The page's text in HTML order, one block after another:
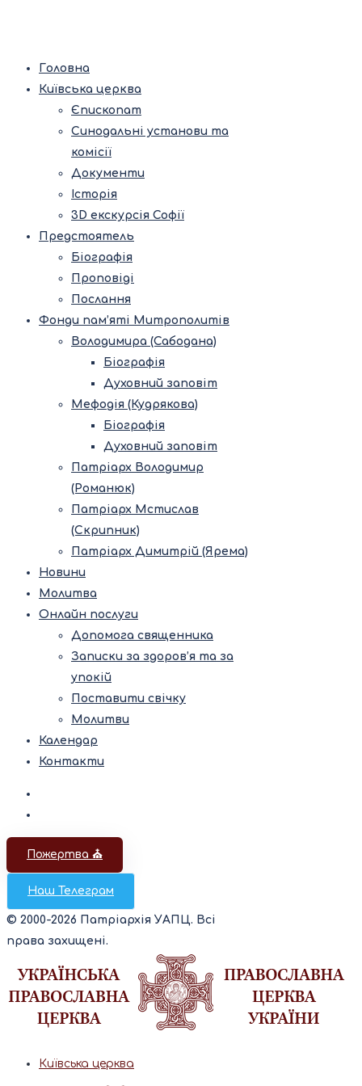
Головна
Київська церква
Єпископат
Синодальні установи та
комісії
Документи
Історія
3D екскурсія Софії
Предстоятель
Біографія
Проповіді
Послання
Фонди пам’яті Митрополитів
Володимира (Сабодана)
Біографія
Духовний заповіт
Мефодія (Кудрякова)
Біографія
Духовний заповіт
Патріарх Володимир
(Романюк)
Патріарх Мстислав
(Скрипник)
Патріарх Димитрій (Ярема)
Новини
Молитва
Онлайн послуги
Допомога священника
Записки за здоров’я та за
упокій
Поставити свічку
Молитви
Календар
Контакти
Пожертва ⛪️
Наш Телеграм
© 2000-2026 Патріархія УАПЦ. Всі
права захищені.
Київська церква